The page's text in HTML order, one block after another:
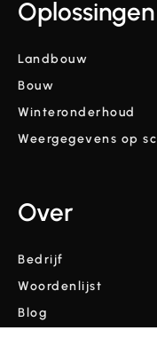
Oplossingen
Landbouw
Bouw
Winteronderhoud
Weergegevens op
Over
Bedrijf
Woordenlijst
Blog